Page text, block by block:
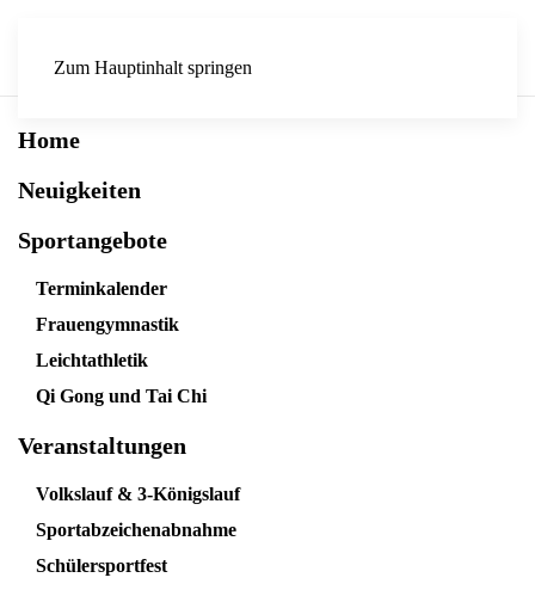
Zum Hauptinhalt springen
Home
Neuigkeiten
Sportangebote
Terminkalender
Frauengymnastik
Leichtathletik
Qi Gong und Tai Chi
Veranstaltungen
Volkslauf & 3-Königslauf
Sportabzeichenabnahme
Schülersportfest